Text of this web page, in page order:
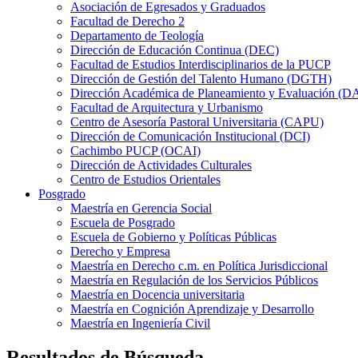
Asociación de Egresados y Graduados
Facultad de Derecho 2
Departamento de Teología
Dirección de Educación Continua (DEC)
Facultad de Estudios Interdisciplinarios de la PUCP
Dirección de Gestión del Talento Humano (DGTH)
Dirección Académica de Planeamiento y Evaluación
Facultad de Arquitectura y Urbanismo
Centro de Asesoría Pastoral Universitaria (CAPU)
Dirección de Comunicación Institucional (DCI)
Cachimbo PUCP (OCAI)
Dirección de Actividades Culturales
Centro de Estudios Orientales
Posgrado
Maestría en Gerencia Social
Escuela de Posgrado
Escuela de Gobierno y Políticas Públicas
Derecho y Empresa
Maestría en Derecho c.m. en Política Jurisdiccional
Maestría en Regulación de los Servicios Públicos
Maestría en Docencia universitaria
Maestría en Cognición Aprendizaje y Desarrollo
Maestría en Ingeniería Civil